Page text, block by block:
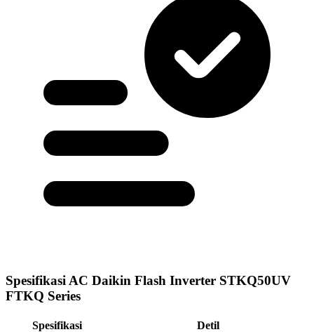
Spesifikasi AC Daikin Flash Inverter STKQ50UV
FTKQ Series
Spesifikasi
Detil